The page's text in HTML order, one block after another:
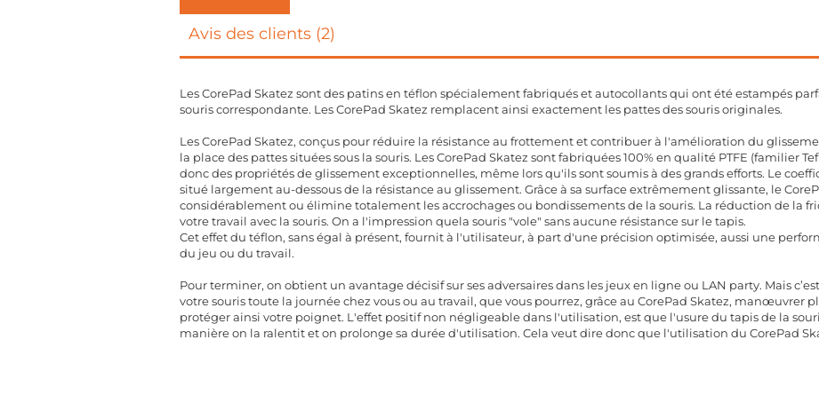
Avis des clients (2)
Les CorePad Skatez sont des patins en téflon spécialement fabriqués et autocollants qui ont été estampés
souris correspondante. Les CorePad Skatez remplacent ainsi exactement les pattes des souris originales.
Les CorePad Skatez, conçus pour réduire la résistance au frottement et contribuer à l'amélioration du
la place des pattes situées sous la souris. Les CorePad Skatez sont fabriquées 100% en qualité PTFE (familier
donc des propriétés de glissement exceptionnelles, même lors qu'ils sont soumis à des grands efforts. Le
situé largement au-dessous de la résistance au glissement. Grâce à sa surface extrêmement glissante, le
considérablement ou élimine totalement les accrochages ou bondissements de la souris. La réduction de la
votre travail avec la souris. On a l'impression quela souris "vole" sans aucune résistance sur le tapis.
Cet effet du téflon, sans égal à présent, fournit à l'utilisateur, à part d'une précision optimisée, aussi une
du jeu ou du travail.
Pour terminer, on obtient un avantage décisif sur ses adversaires dans les jeux en ligne ou LAN party. Mais
votre souris toute la journée chez vous ou au travail, que vous pourrez, grâce au CorePad Skatez, manœuvrer
protéger ainsi votre poignet. L'effet positif non négligeable dans l'utilisation, est que l'usure du tapis de la
manière on la ralentit et on prolonge sa durée d'utilisation. Cela veut dire donc que l'utilisation du CorePad